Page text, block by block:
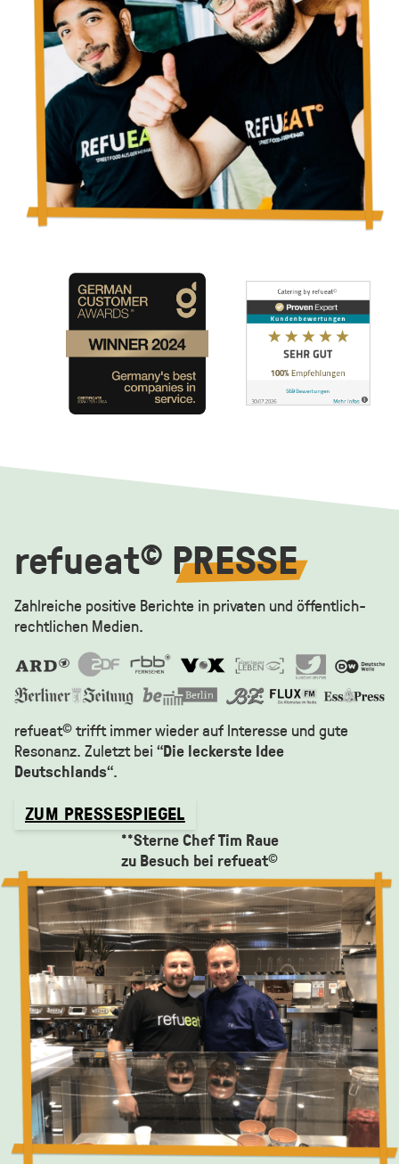
refueat© PRESSE
Zahlreiche positive Berichte in privaten und öffentlich-
rechtlichen Medien.
refueat© trifft immer wieder auf Interesse und gute
Resonanz. Zuletzt bei “Die leckerste Idee
Deutschlands“.
ZUM PRESSESPIEGEL
**Sterne Chef Tim Raue
zu Besuch bei refueat©